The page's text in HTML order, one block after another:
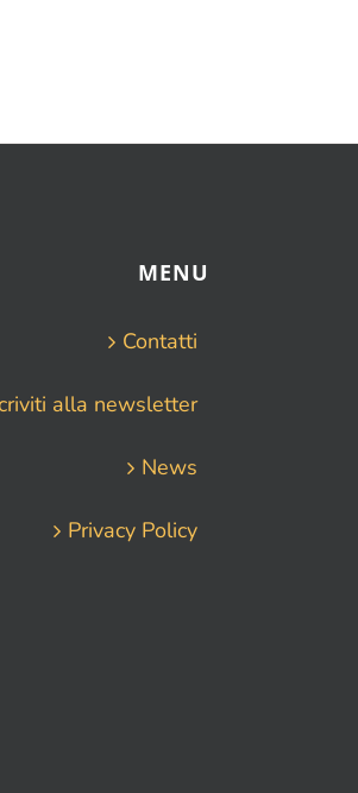
MENU
Contatti
alla newsletter
News
Privacy Policy